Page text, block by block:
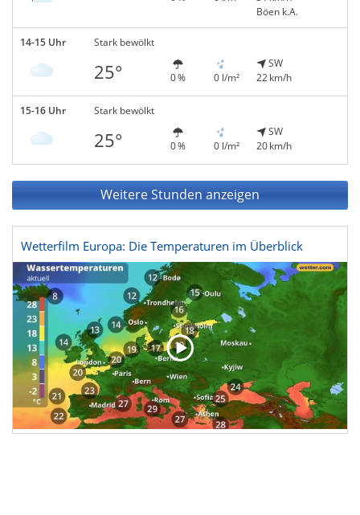
Böen k.A.
14-15 Uhr Stark bewölkt
25° 0 % 0 l/m²
SW
22 km/h
15-16 Uhr Stark bewölkt
25° 0 % 0 l/m²
SW
20 km/h
Weitere Stunden anzeigen
Wetterfilm Europa: Die Temperaturen im Überblick